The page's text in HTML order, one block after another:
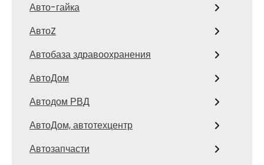
Авто-гайка
АвтоZ
Автобаза здравоохранения
АвтоДом
Автодом РВД
АвтоДом, автотехцентр
Автозапчасти